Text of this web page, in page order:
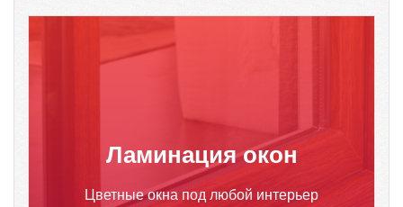
Ламинация окон
Цветные окна под любой интерьер